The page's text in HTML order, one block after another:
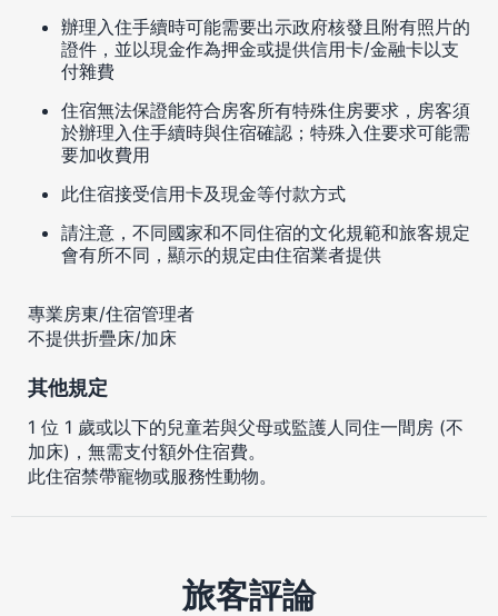
辦理入住手續時可能需要出示政府核發且附有照片的
證件，並以現金作為押金或提供信用卡/金融卡以支
付雜費
住宿無法保證能符合房客所有特殊住房要求，房客須
於辦理入住手續時與住宿確認；特殊入住要求可能需
要加收費用
此住宿接受信用卡及現金等付款方式
請注意，不同國家和不同住宿的文化規範和旅客規定
會有所不同，顯示的規定由住宿業者提供
專業房東/住宿管理者
不提供折疊床/加床
其他規定
1 位 1 歲或以下的兒童若與父母或監護人同住一間房 (不
加床)，無需支付額外住宿費。
此住宿禁帶寵物或服務性動物。
旅客評論